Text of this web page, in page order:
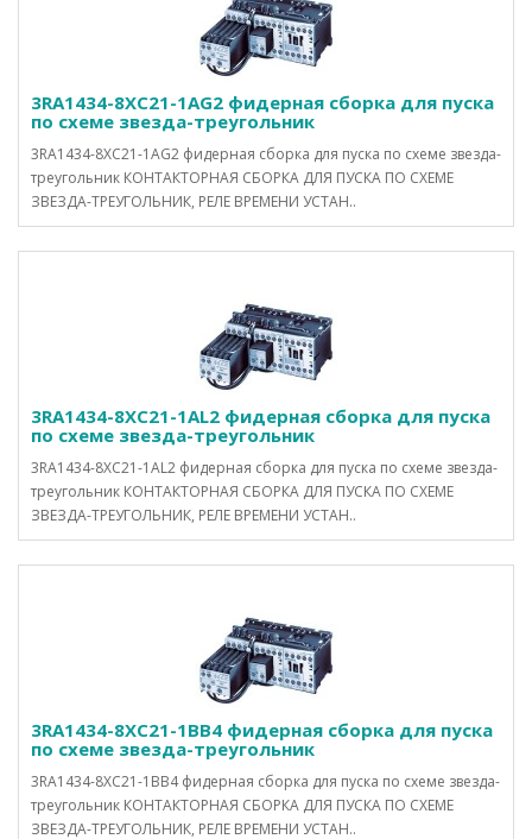
3RA1434-8XC21-1AG2 фидерная сборка для пуска
по схеме звезда-треугольник
3RA1434-8XC21-1AG2 фидерная сборка для пуска по схеме звезда-
треугольник КОНТАКТОРНАЯ СБОРКА ДЛЯ ПУСКА ПО СХЕМЕ
ЗВЕЗДА-ТРЕУГОЛЬНИК, РЕЛЕ ВРЕМЕНИ УСТАН..
3RA1434-8XC21-1AL2 фидерная сборка для пуска
по схеме звезда-треугольник
3RA1434-8XC21-1AL2 фидерная сборка для пуска по схеме звезда-
треугольник КОНТАКТОРНАЯ СБОРКА ДЛЯ ПУСКА ПО СХЕМЕ
ЗВЕЗДА-ТРЕУГОЛЬНИК, РЕЛЕ ВРЕМЕНИ УСТАН..
3RA1434-8XC21-1BB4 фидерная сборка для пуска
по схеме звезда-треугольник
3RA1434-8XC21-1BB4 фидерная сборка для пуска по схеме звезда-
треугольник КОНТАКТОРНАЯ СБОРКА ДЛЯ ПУСКА ПО СХЕМЕ
ЗВЕЗДА-ТРЕУГОЛЬНИК, РЕЛЕ ВРЕМЕНИ УСТАН..